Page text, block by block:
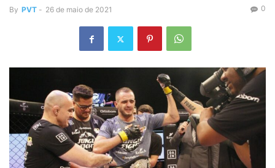
By PVT - 26 de maio de 2021 0